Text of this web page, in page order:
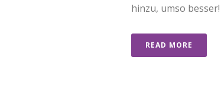
hinzu, umso
READ MORE